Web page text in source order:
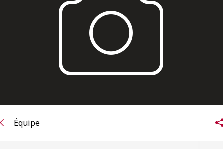
S’abonner aux articles Osler
Équipe